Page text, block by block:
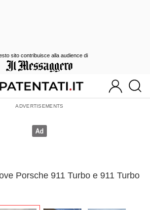
Porsche 911 Turbo e 911 Turbo
sito contribuisce alla audience di